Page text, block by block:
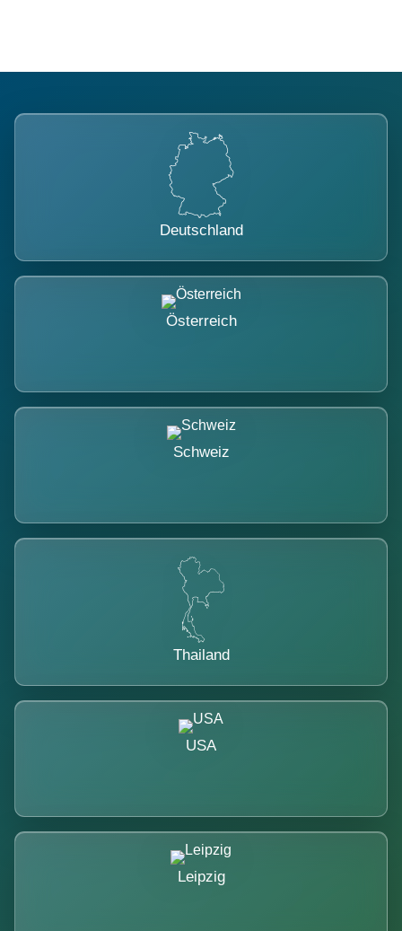
Deutschland
Österreich
Schweiz
Thailand
USA
Leipzig